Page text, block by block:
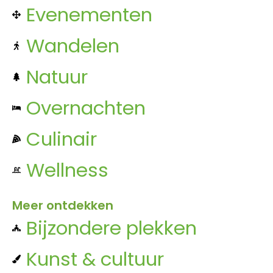
Evenementen
Wandelen
Natuur
Overnachten
Culinair
Wellness
Meer ontdekken
Bijzondere plekken
Kunst & cultuur